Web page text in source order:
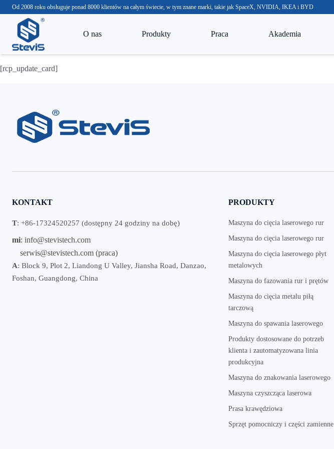
Od 2008 roku obsługuje ponad 8000 klientów na całym świecie, w tym znane marki, takie jak SpaceX, NVIDIA, IKEA i BYD
O nas Produkty Praca Akademia
[rcp_update_card]
KONTAKT
T: +86-17324520257 (dostępny 24 godziny na dobę)
mi: info@stevistech.com
serwis@stevistech.com (praca)
A: Block 9, Plot 2, Liandong U Valley, Jiansha Road, Danzao,
Foshan, Guangdong, China
PRODUKTY
Maszyna do cięcia laserowego rur
Maszyna do cięcia laserowego rur
Maszyna do cięcia laserowego płyt
metalowych
Maszyna do fazowania rur i prętów
Maszyna do cięcia metalu piłą
tarczową
Maszyna do spawania laserowego
Produkty dostosowane do potrzeb
klienta i zautomatyzowana linia
produkcyjna
Maszyna do znakowania laserowego
Maszyna czyszcząca laserowa
Prasa krawędziowa
Sprzęt pomocniczy i części zamienne